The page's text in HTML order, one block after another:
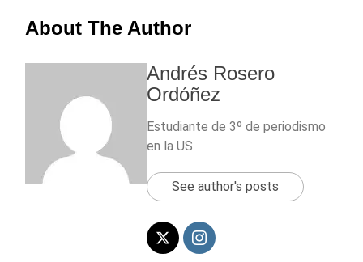
About The Author
Andrés Rosero
Ordóñez
Estudiante de 3º de periodismo
en la US.
See author's posts